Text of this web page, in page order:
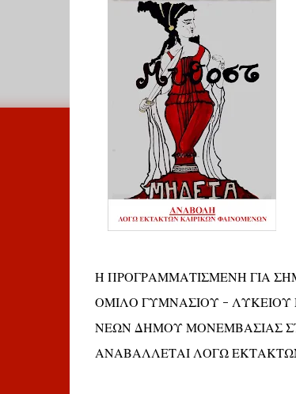
Η ΠΡΟΓΡΑΜΜΑΤΙΣΜΕΝΗ ΓΙΑ
ΟΜΙΛΟ ΓΥΜΝΑΣΙΟΥ - ΛΥΚΕΙΟΥ
ΝΕΩΝ ΔΗΜΟΥ ΜΟΝΕΜΒΑΣΙΑΣ
ΑΝΑΒΑΛΛΕΤΑΙ ΛΟΓΩ